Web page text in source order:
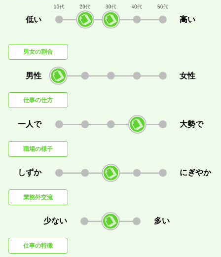
低い 高い
男女の割合
男性 女性
仕事の仕方
一人で 大勢で
職場の様子
しずか にぎやか
業務外交流
少ない 多い
仕事の特徴